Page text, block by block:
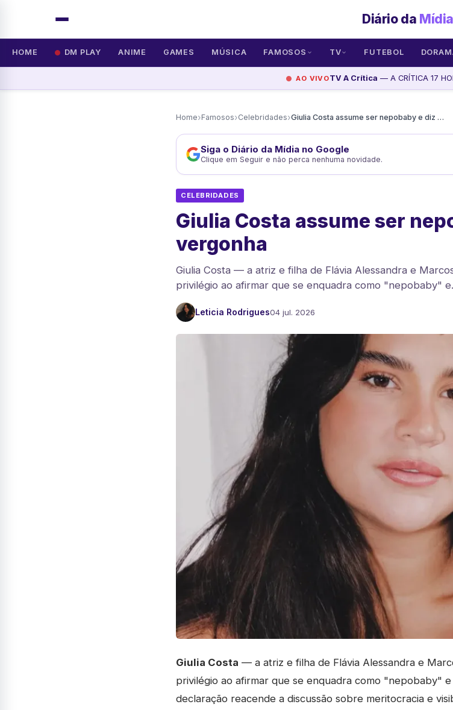
Diário da Mídia
HOME DM PLAY ANIME GAMES MÚSICA FAMOSOS TV FUTEBOL
AO VIVOTV A Crítica — A CRÍTICA 17
Home›Famosos›Celebridades› Giulia Costa assume ser nepobaby e diz não ter vergonha
Siga o Diário da Mídia no Google
Clique em Seguir e não perca nenhuma novidade.
CELEBRIDADES
Giulia Costa assume ser
vergonha
Giulia Costa — a atriz e filha de Flávia Alessandra e
privilégio ao afirmar que se enquadra como "nepobaby"
Leticia Rodrigues04 jul. 2026
Giulia Costa — a atriz e filha de Flávia Alessandra e
privilégio ao afirmar que se enquadra como "nepobaby"
declaração reacende a discussão sobre meritocracia e